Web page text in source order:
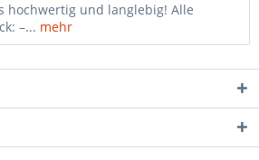
hochwertig und langlebig! Alle
–... mehr